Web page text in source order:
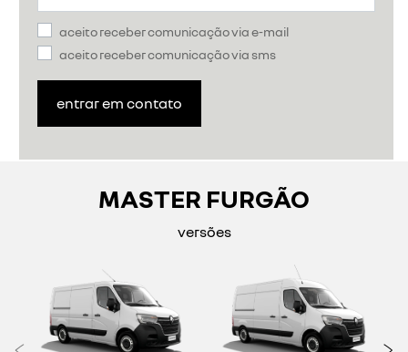
aceito receber comunicação via e-mail
aceito receber comunicação via sms
entrar em contato
MASTER FURGÃO
versões